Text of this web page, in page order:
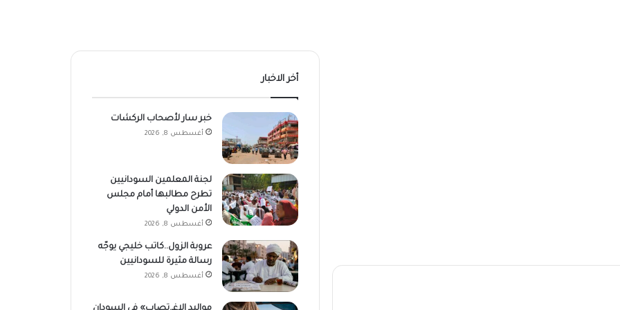
أخر الاخبار
خبر سار لأصحاب الركشات
أغسطس 8, 2026
لجنة المعلمين السودانيين
تطرح مطالبها أمام مجلس
الأمن الدولي
أغسطس 8, 2026
عروبة الزول..كاتب خليجي يوجّه
رسالة مثيرة للسودانيين
أغسطس 8, 2026